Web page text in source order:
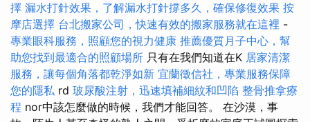
擇 漏水打針效果，了解漏水打針撐多久，確保修復效果 按
摩店選擇 台北搬家公司，快速有效的搬家服務就在這裡 -
專業眼科服務，照顧您的視力健康 推薦優質月子中心，幫
助您找到最適合的照顧場所 只有在我們知道在K 居家清潔
服務，讓每個角落都乾淨如新 宜蘭徵信社，專業服務保障
您的隱私 rd 玻尿酸注射，迅速填補細紋和凹陷 整骨推拿療
程 nor中該怎麼做的時候，我們才能回答。 在沙漠，事